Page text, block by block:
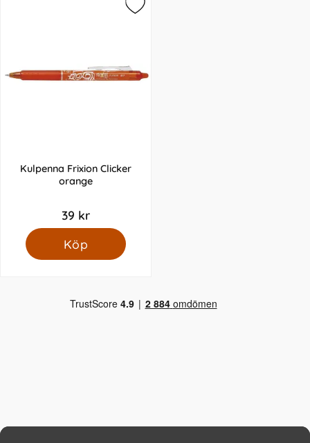
Kulpenna Frixion Clicker
orange
39 kr
Köp